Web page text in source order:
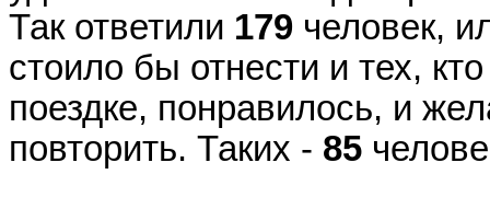
Так ответили 179 человек,
стоило бы отнести и тех,
поездке, понравилось, и
повторить. Таких - 85